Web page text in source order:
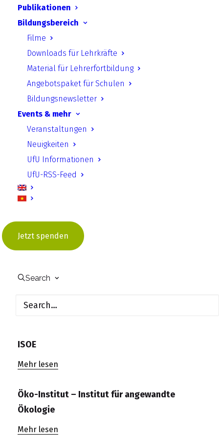
Publikationen
Bildungsbereich
Filme
Downloads für Lehrkräfte
Material für Lehrerfortbildung
Angebotspaket für Schulen
Bildungsnewsletter
Events & mehr
Veranstaltungen
Neuigkeiten
UfU Informationen
UfU-RSS-Feed
Jetzt spenden
Search
Ecologic Institut
Mehr lesen
Institut für ökologische
Wirtschaftsforschung – IÖW
Mehr lesen
Institut für Zukunftsstudien und
Technologiebewertung – IZT
Mehr lesen
UfU
ifeu
Mehr lesen
ISOE
Mehr lesen
Öko-Institut – Institut für angewandte
Ökologie
Mehr lesen